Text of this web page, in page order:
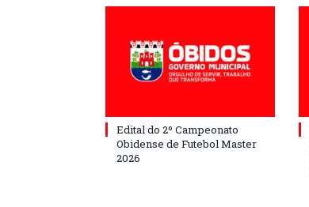
Edital do 2º Campeonato
Obidense de Futebol Master
2026